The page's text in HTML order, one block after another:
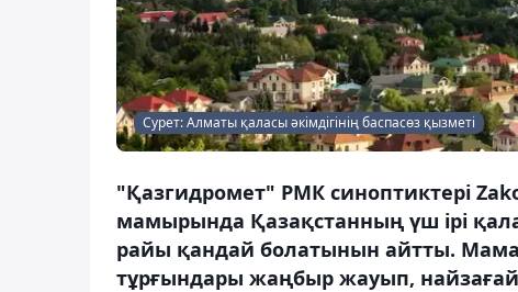
Сурет: Алматы қаласы әкімдігінің баспасөз қызметі
"Қазгидромет" РМК синоптиктері
мамырында Қазақстанның үш ірі
райы қандай болатынын айтты.
тұрғындары жаңбыр жауып,